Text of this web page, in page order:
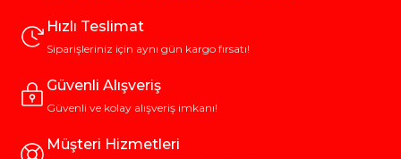
Hızlı Teslimat
Siparişleriniz için aynı gün kargo fırsatı!
Güvenli Alışveriş
Güvenli ve kolay alışveriş imkanı!
Müşteri Hizmetleri